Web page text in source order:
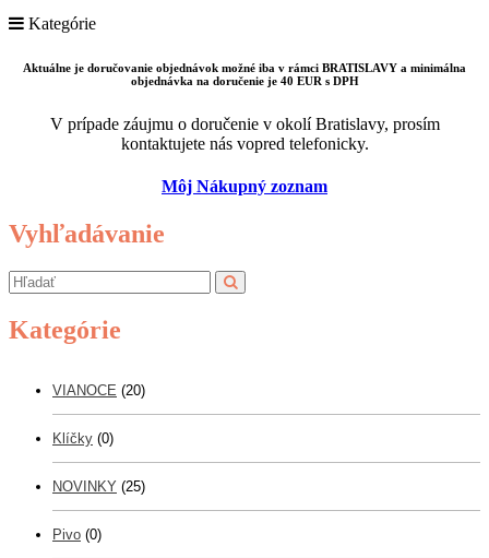
Kategórie
Aktuálne je doručovanie objednávok možné iba v rámci BRATISLAVY a minimálna
objednávka na doručenie je 40 EUR s DPH
V prípade záujmu o doručenie v okolí Bratislavy, prosím
kontaktujete nás vopred telefonicky.
Môj Nákupný zoznam
Vyhľadávanie
Kategórie
VIANOCE (20)
Klíčky (0)
NOVINKY (25)
Pivo (0)